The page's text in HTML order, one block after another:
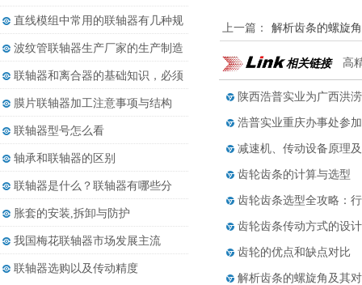
上一篇： 解析齿条的螺旋
直线模组中常用的联轴器有几种规
格
波纹管联轴器生产厂家的生产制造
发......
联轴器和离合器的基础知识，必须
收......
膜片联轴器加工注意事项与结构
联轴器型号怎么看
轴承和联轴器的区别
联轴器是什么？联轴器有哪些分
类？
胀套的安装,拆卸与防护
我国梅花联轴器市场发展主流
联轴器选购以及传动精度
高
相关链接
陕西浩普实业为广西洪
浩普实业重庆办事处参
减速机、传动设备原理
齿轮齿条的计算与选型
齿轮齿条选型全攻略：
齿轮齿条传动方式的设
齿轮的优点和缺点对比
解析齿条的螺旋角及其